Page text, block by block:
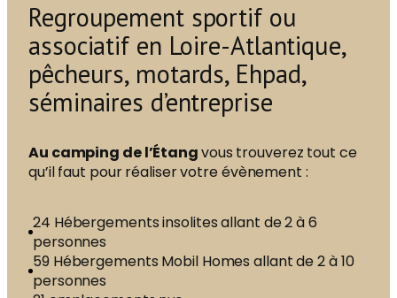
Regroupement sportif ou
associatif en Loire-Atlantique,
pêcheurs, motards, Ehpad,
séminaires d’entreprise
Au camping de l’Étangvous trouverez tout ce
qu’il faut pour réaliser votre évènement :
24 Hébergements insolites allant de 2 à 6
personnes
59 Hébergements Mobil Homes allant de 2 à 10
personnes